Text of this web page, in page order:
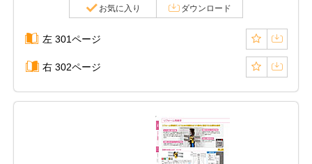
お気に入り ダウンロード
左 301ページ
右 302ページ